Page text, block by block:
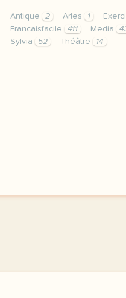
Antique 2 Arles 1
Francaisfacile
411 Media
Sylvia
52 Théâtre 14